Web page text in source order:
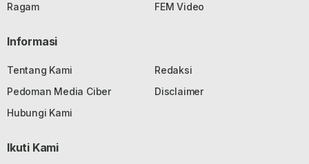
Ragam
FEM Video
Informasi
Tentang Kami
Redaksi
Pedoman Media Ciber
Disclaimer
Hubungi Kami
Ikuti Kami